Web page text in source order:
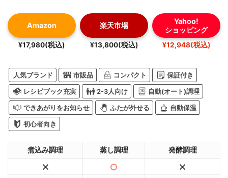
Amazon
¥17,980(税込)
楽天市場
¥13,800(税込)
Yahoo!
ショッピング
¥12,948(税込)
人気ブランド 市販品 コンパクト 保証付き
レシピブック充実 2-3人向け 自動(オート)調理
できあがりをお知らせ ふたが外せる 自動保温
初心者向き
煮込み調理 蒸し調理 発酵調理